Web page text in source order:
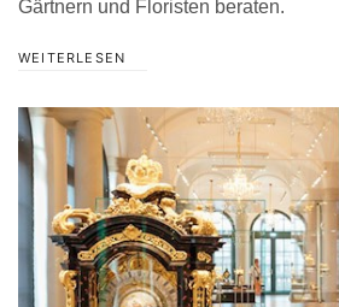
Gärtnern und Floristen beraten.
WEITERLESEN